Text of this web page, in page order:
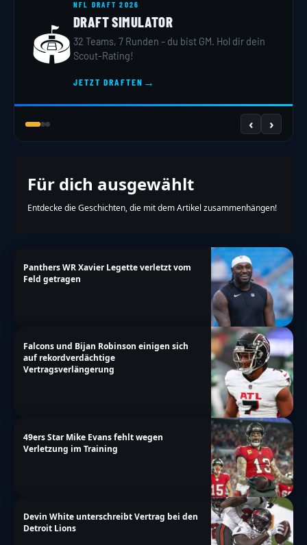
🏟️
NFL DRAFT 2026
DRAFT SIMULATOR
32 Teams, 7 Runden – du bist GM. Hol dir dein
Scout-Rating!
JETZT DRAFTEN →
‹ ›
Für dich ausgewählt
Entdecke die Geschichten, die mit dem Artikel zusammenhängen!
Panthers WR Xavier Legette verletzt vom
Feld getragen
Falcons und Bijan Robinson einigen sich
auf rekordverdächtige
Vertragsverlängerung
49ers Star Mike Evans fehlt wegen
Verletzung im Training
Devin White unterschreibt Vertrag bei den
Detroit Lions